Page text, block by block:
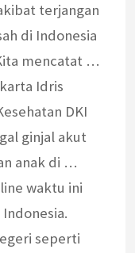
terjangan
di Indonesia
mencatat …
Idris
DKI
ginjal akut
anak di …
waktu ini
seperti